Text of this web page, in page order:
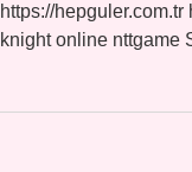
https://hepguler.com.tr
knight online nttgame